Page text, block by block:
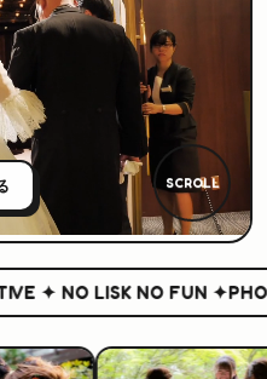
SCROLL
✦ NO LISK NO FUN ✦